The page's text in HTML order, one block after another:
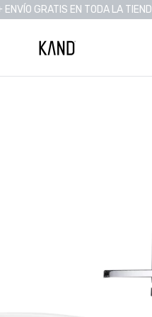
GRATIS EN TODA LA